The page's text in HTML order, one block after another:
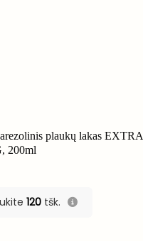
plaukų lakas EXTRA
200ml
120 tšk.